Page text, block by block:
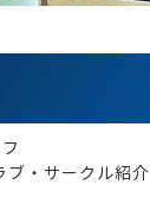
ブ・サークル紹介